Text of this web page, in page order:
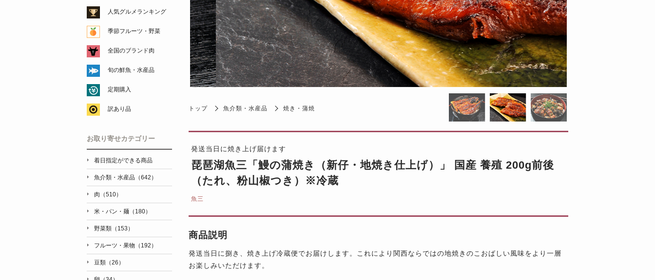
トップ 魚介類・水産品 焼き・蒲焼
発送当日に焼き上げ届けます
琵琶湖魚三「鰻の蒲焼き（新仔・地焼き仕上げ）」 国産 養殖 200g前後
（たれ、粉山椒つき）※冷蔵
魚三
商品説明
発送当日に捌き、焼き上げ冷蔵便でお届けします。これにより関西ならではの地焼きのこおばしい風味をより一層
お楽しみいただけます。
人気グルメランキング
季節フルーツ・野菜
全国のブランド肉
旬の鮮魚・水産品
定期購入
訳あり品
お取り寄せカテゴリー
着日指定ができる商品
魚介類・水産品（642）
肉（510）
米・パン・麺（180）
野菜類（153）
フルーツ・果物（192）
豆類（26）